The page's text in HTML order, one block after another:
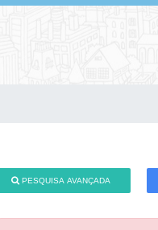
PESQUISA AVANÇADA